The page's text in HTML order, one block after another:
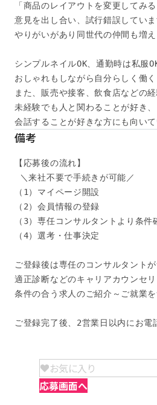
「商品のレイアウトを変更してみ
意見を出し合い、試行錯誤してい
やりがいがあり同世代の仲間も増
シンプルネイルOK、通勤時は私服
おしゃれもしながら自分らしく働
また、販売や接客、飲食店などの
未経験でも人と関わることが好き、
会話することが好きな方にも向い
備考
【応募後の流れ】
＼来社不要で手続きが可能／
（1）マイページ開設
（2）会員情報の登録
（3）専任コンサルタントより条件
（4）選考・仕事決定
ご登録後は専任のコンサルタントが
適正診断などのキャリアカウンセリ
条件の合う求人のご紹介～ご就業
ご登録完了後、2営業日以内にお
お気に入り
応募画面へ